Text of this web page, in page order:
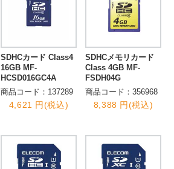
SDHCカード Class4
16GB MF-
HCSD016GC4A
商品コード：137289
4,621 円(税込)
SDHCメモリカード
Class 4GB MF-
FSDH04G
商品コード：356968
8,388 円(税込)